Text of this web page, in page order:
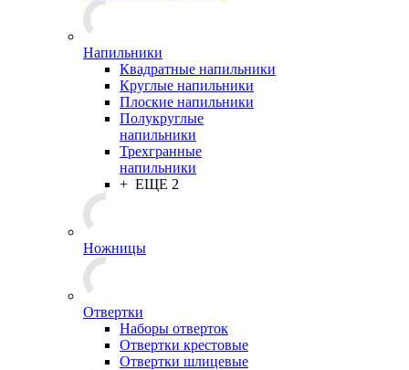
Напильники
Квадратные напильники
Круглые напильники
Плоские напильники
Полукруглые
напильники
Трехгранные
напильники
+ ЕЩЕ 2
Ножницы
Отвертки
Наборы отверток
Отвертки крестовые
Отвертки шлицевые